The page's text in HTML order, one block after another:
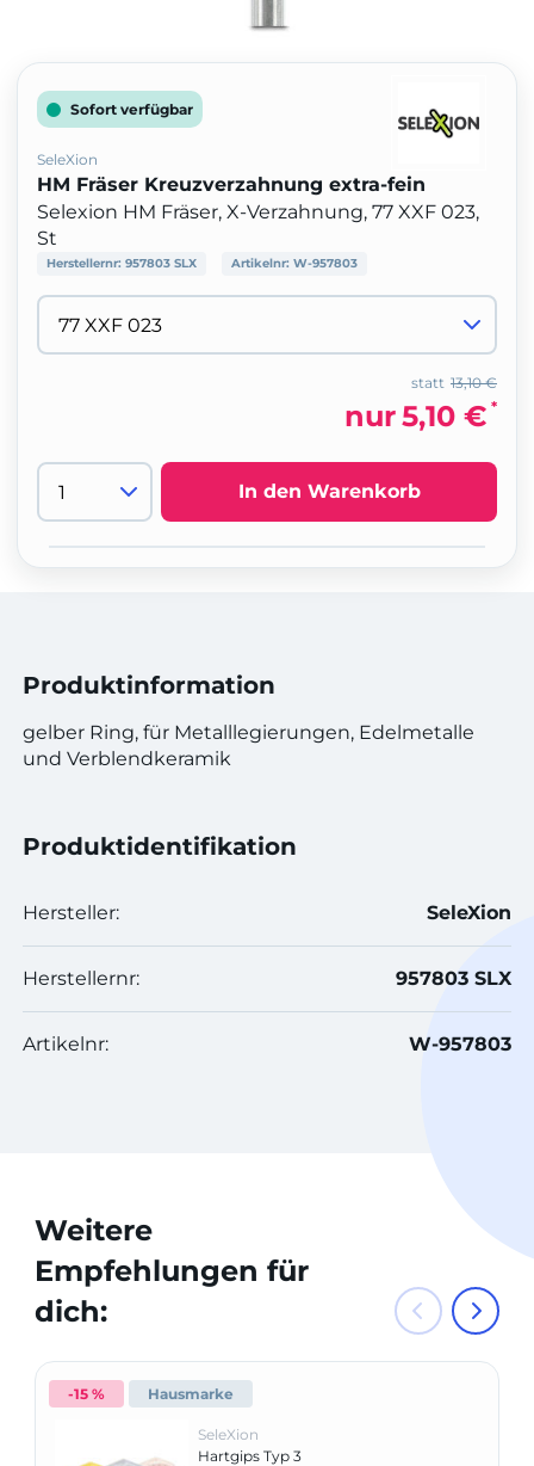
Sofort verfügbar
SeleXion
HM Fräser Kreuzverzahnung extra-fein
Selexion HM Fräser, X-Verzahnung, 77 XXF 023,
St
Herstellernr: 957803 SLX Artikelnr: W-957803
13,10 €
statt
nur5,10 € *
In den Warenkorb
Produktinformation
gelber Ring, für Metalllegierungen, Edelmetalle
und Verblendkeramik
Produktidentifikation
Hersteller: SeleXion
Herstellernr: 957803 SLX
Artikelnr: W-957803
Weitere
Empfehlungen für
dich:
-15 % Hausmarke
SeleXion
Hartgips Typ 3